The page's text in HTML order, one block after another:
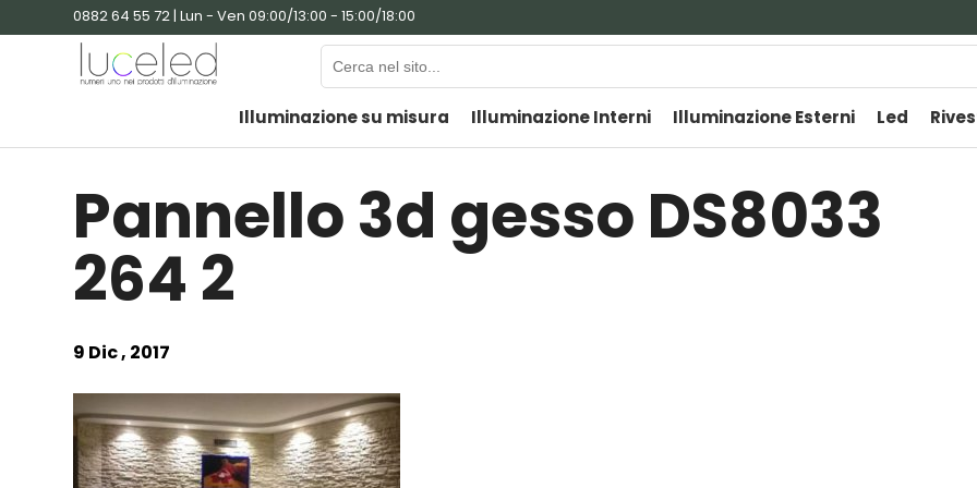
0882 64 55 72 | Lun - Ven 09:00/13:00 - 15:00/18:00
Illuminazione su misura Illuminazione Interni Illuminazione Esterni Led
Pannello 3d gesso DS8033
264 2
9 Dic , 2017